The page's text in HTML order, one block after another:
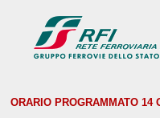
ORARIO PROGRAMMATO